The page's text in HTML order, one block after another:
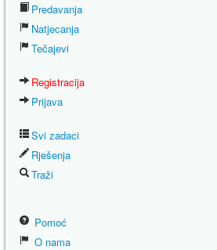
Predavanja
Natjecanja
Tečajevi
Registracija
Prijava
Svi zadaci
Rješenja
Traži
Pomoć
O nama